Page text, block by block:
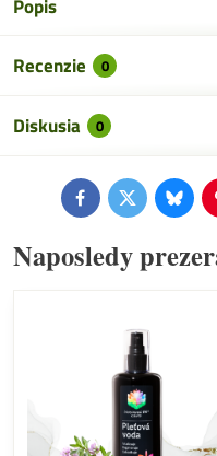
Popis
Recenzie 0
Diskusia 0
FacebookTwitter
Naposledy